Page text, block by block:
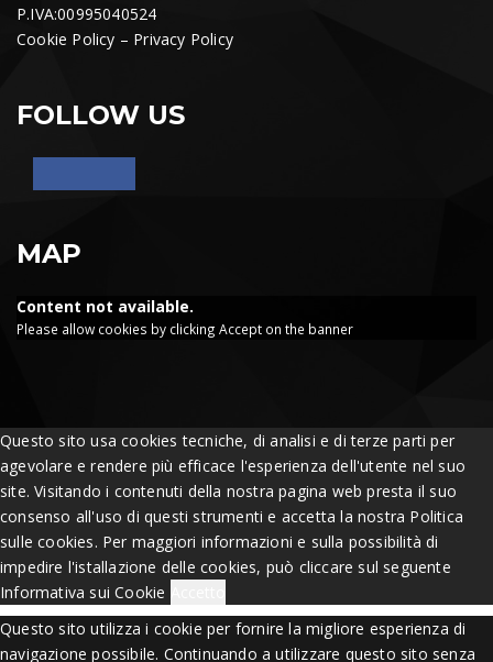
P.IVA:00995040524
Cookie Policy – Privacy Policy
FOLLOW US
MAP
Content not available.
Please allow cookies by clicking Accept on the banner
Questo sito usa cookies tecniche, di analisi e di terze parti per
agevolare e rendere più efficace l'esperienza dell'utente nel suo
site. Visitando i contenuti della nostra pagina web presta il suo
consenso all'uso di questi strumenti e accetta la nostra Politica
sulle cookies. Per maggiori informazioni e sulla possibilità di
impedire l'istallazione delle cookies, può cliccare sul seguente
Informativa sui Cookie
Questo sito utilizza i cookie per fornire la migliore esperienza di
navigazione possibile. Continuando a utilizzare questo sito senza